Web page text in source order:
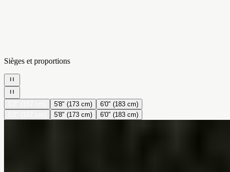
Sièges et proportions
5'8" (173 cm)
6'0" (183 cm)
5'8" (173 cm) 6'0" (183 cm)